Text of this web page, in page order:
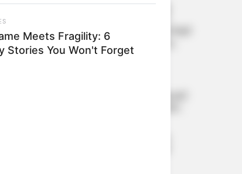
ജെന്‍സി വിദ്യാര്‍ത്ഥികളെ
ശ്രമിച്ചു; മന്ത്രി സ്ഥാനം തനിക്ക്
ഒരിക്കലും പ്രധാനമായിരുന്നി:
ധര്‍മേന്ദ്ര പ്രധാന്‍
Meets Fragility: 6
Stories You Won't Forget